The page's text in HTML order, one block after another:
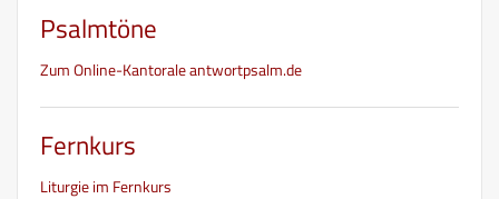
Psalmtöne
Zum Online-Kantorale antwortpsalm.de
Fernkurs
Liturgie im Fernkurs